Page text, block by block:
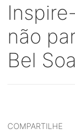
não
Bel
COMPARTILHE